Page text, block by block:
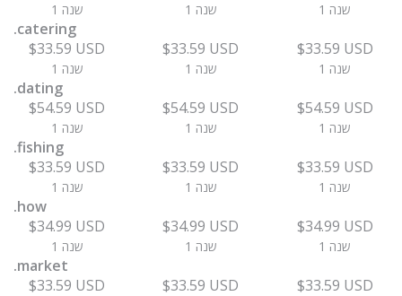
1 שנה 1 שנה 1 שנה
.catering
$33.59 USD
1 שנה
$33.59 USD
1 שנה
$33.59 USD
1 שנה
.dating
$54.59 USD
1 שנה
$54.59 USD
1 שנה
$54.59 USD
1 שנה
.fishing
$33.59 USD
1 שנה
$33.59 USD
1 שנה
$33.59 USD
1 שנה
.how
$34.99 USD
1 שנה
$34.99 USD
1 שנה
$34.99 USD
1 שנה
.market
$33.59 USD
$33.59 USD $33.59 USD